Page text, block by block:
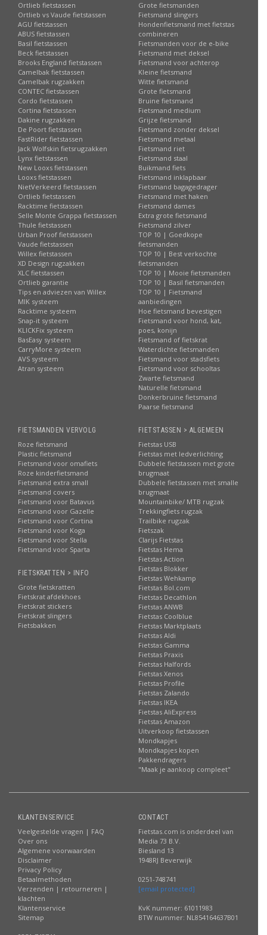
Ortlieb fietstassen
Ortlieb vs Vaude fietstassen
AGU fietstassen
ABUS fietstassen
Basil fietstassen
Beck fietstassen
Brooks England fietstassen
Camelbak fietstassen
Camelbak rugzakken
CONTEC fietstassen
Cordo fietstassen
Cortina fietstassen
Dakine rugzakken
De Poort fietstassen
FastRider fietstassen
Jack Wolfskin fietsrugzakken
Lynx fietstassen
New Looxs fietstassen
Looxs fietstassen
NietVerkeerd fietstassen
Ortlieb fietstassen
Racktime fietstassen
Selle Monte Grappa fietstassen
Thule fietstassen
Urban Proof fietstassen
Vaude fietstassen
Willex fietstassen
XD Design rugzakken
XLC fietstassen
Ortlieb garantie
Tips en adviezen van Willex
MIK systeem
Racktime systeem
Snap-it systeem
KLICKFix systeem
BasEasy systeem
CarryMore systeem
AVS systeem
Atran systeem
Grote fietsmanden
Fietsmand slingers
Hondenfietsmand met fietstas
combineren
Fietsmanden voor de e-bike
Fietsmand met deksel
Fietsmand voor achterop
Kleine fietsmand
Witte fietsmand
Grote fietsmand
Bruine fietsmand
Fietsmand medium
Grijze fietsmand
Fietsmand zonder deksel
Fietsmand metaal
Fietsmand riet
Fietsmand staal
Buikmand fiets
Fietsmand inklapbaar
Fietsmand bagagedrager
Fietsmand met haken
Fietsmand dames
Extra grote fietsmand
Fietsmand zilver
TOP 10 | Goedkope
fietsmanden
TOP 10 | Best verkochte
fietsmanden
TOP 10 | Mooie fietsmanden
TOP 10 | Basil fietsmanden
TOP 10 | Fietsmand
aanbiedingen
Hoe fietsmand bevestigen
Fietsmand voor hond, kat,
poes, konijn
Fietsmand of fietskrat
Waterdichte fietsmanden
Fietsmand voor stadsfiets
Fietsmand voor schooltas
Zwarte fietsmand
Naturelle fietsmand
Donkerbruine fietsmand
Paarse fietsmand
FIETSMANDEN VERVOLG
Roze fietsmand
Plastic fietsmand
Fietsmand voor omafiets
Roze kinderfietsmand
Fietsmand extra small
Fietsmand covers
Fietsmand voor Batavus
Fietsmand voor Gazelle
Fietsmand voor Cortina
Fietsmand voor Koga
Fietsmand voor Stella
Fietsmand voor Sparta
FIETSKRATTEN > INFO
Grote fietskratten
Fietskrat afdekhoes
Fietskrat stickers
Fietskrat slingers
Fietsbakken
FIETSTASSEN > ALGEMEEN
Fietstas USB
Fietstas met ledverlichting
Dubbele fietstassen met grote
brugmaat
Dubbele fietstassen met smalle
brugmaat
Mountainbike/ MTB rugzak
Trekkingfiets rugzak
Trailbike rugzak
Fietszak
Clarijs Fietstas
Fietstas Hema
Fietstas Action
Fietstas Blokker
Fietstas Wehkamp
Fietstas Bol.com
Fietstas Decathlon
Fietstas ANWB
Fietstas Coolblue
Fietstas Marktplaats
Fietstas Aldi
Fietstas Gamma
Fietstas Praxis
Fietstas Halfords
Fietstas Xenos
Fietstas Profile
Fietstas Zalando
Fietstas IKEA
Fietstas AliExpress
Fietstas Amazon
Uitverkoop fietstassen
Mondkapjes
Mondkapjes kopen
Pakkendragers
"Maak je aankoop compleet"
KLANTENSERVICE
Veelgestelde vragen | FAQ
Over ons
Algemene voorwaarden
Disclaimer
Privacy Policy
Betaalmethoden
Verzenden | retourneren |
klachten
Klantenservice
Sitemap
CONTACT
Fietstas.com is onderdeel van
Media 73 B.V.
Biesland 13
1948RJ Beverwijk
0251-748741
[email protected]
KvK nummer: 61011983
BTW nummer: NL854164637B01